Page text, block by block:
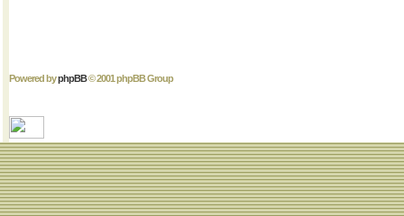
Powered byphpBB© 2001 phpBB Group